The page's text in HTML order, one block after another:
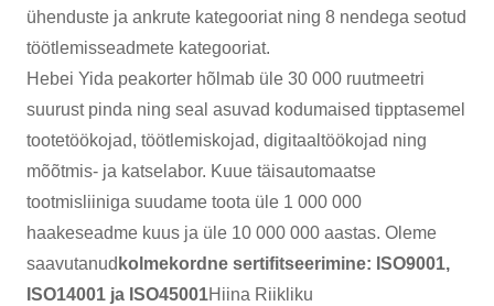
ühenduste ja ankrute kategooriat ning 8 nendega seotud
töötlemisseadmete kategooriat.
Hebei Yida peakorter hõlmab üle 30 000 ruutmeetri
suurust pinda ning seal asuvad kodumaised tipptasemel
tootetöökojad, töötlemiskojad, digitaaltöökojad ning
mõõtmis- ja katselabor. Kuue täisautomaatse
tootmisliiniga suudame toota üle 1 000 000
haakeseadme kuus ja üle 10 000 000 aastas. Oleme
saavutanud kolmekordne sertifitseerimine: ISO9001,
ISO14001 ja ISO45001Hiina Riikliku